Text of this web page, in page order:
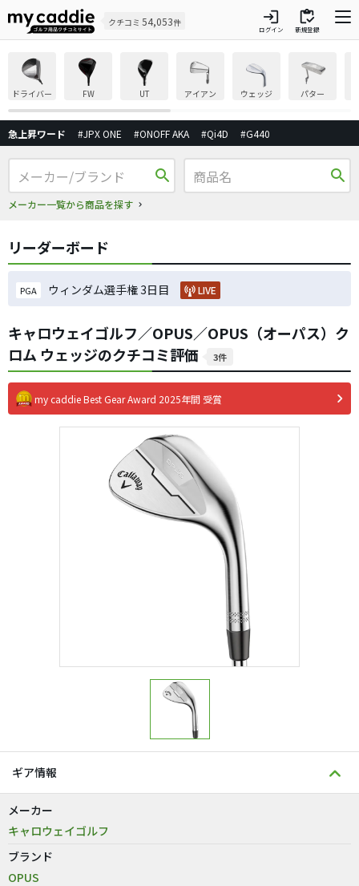
クチコミ 54,053件 login
ログイン
inventory
新規登録
ドライバー FW UT アイアン ウェッジ パター
急上昇ワード #JPX ONE #ONOFF AKA #Qi4D #G440
search
メーカー一覧から商品を探す
search
リーダーボード
PGA ウィンダム選手権 3日目 LIVE
キャロウェイゴルフ／OPUS／OPUS（オーパス）ク
ロム ウェッジのクチコミ評価
3件
my caddie Best Gear Award 2025年間 受賞
ギア情報
メーカー
キャロウェイゴルフ
ブランド
OPUS